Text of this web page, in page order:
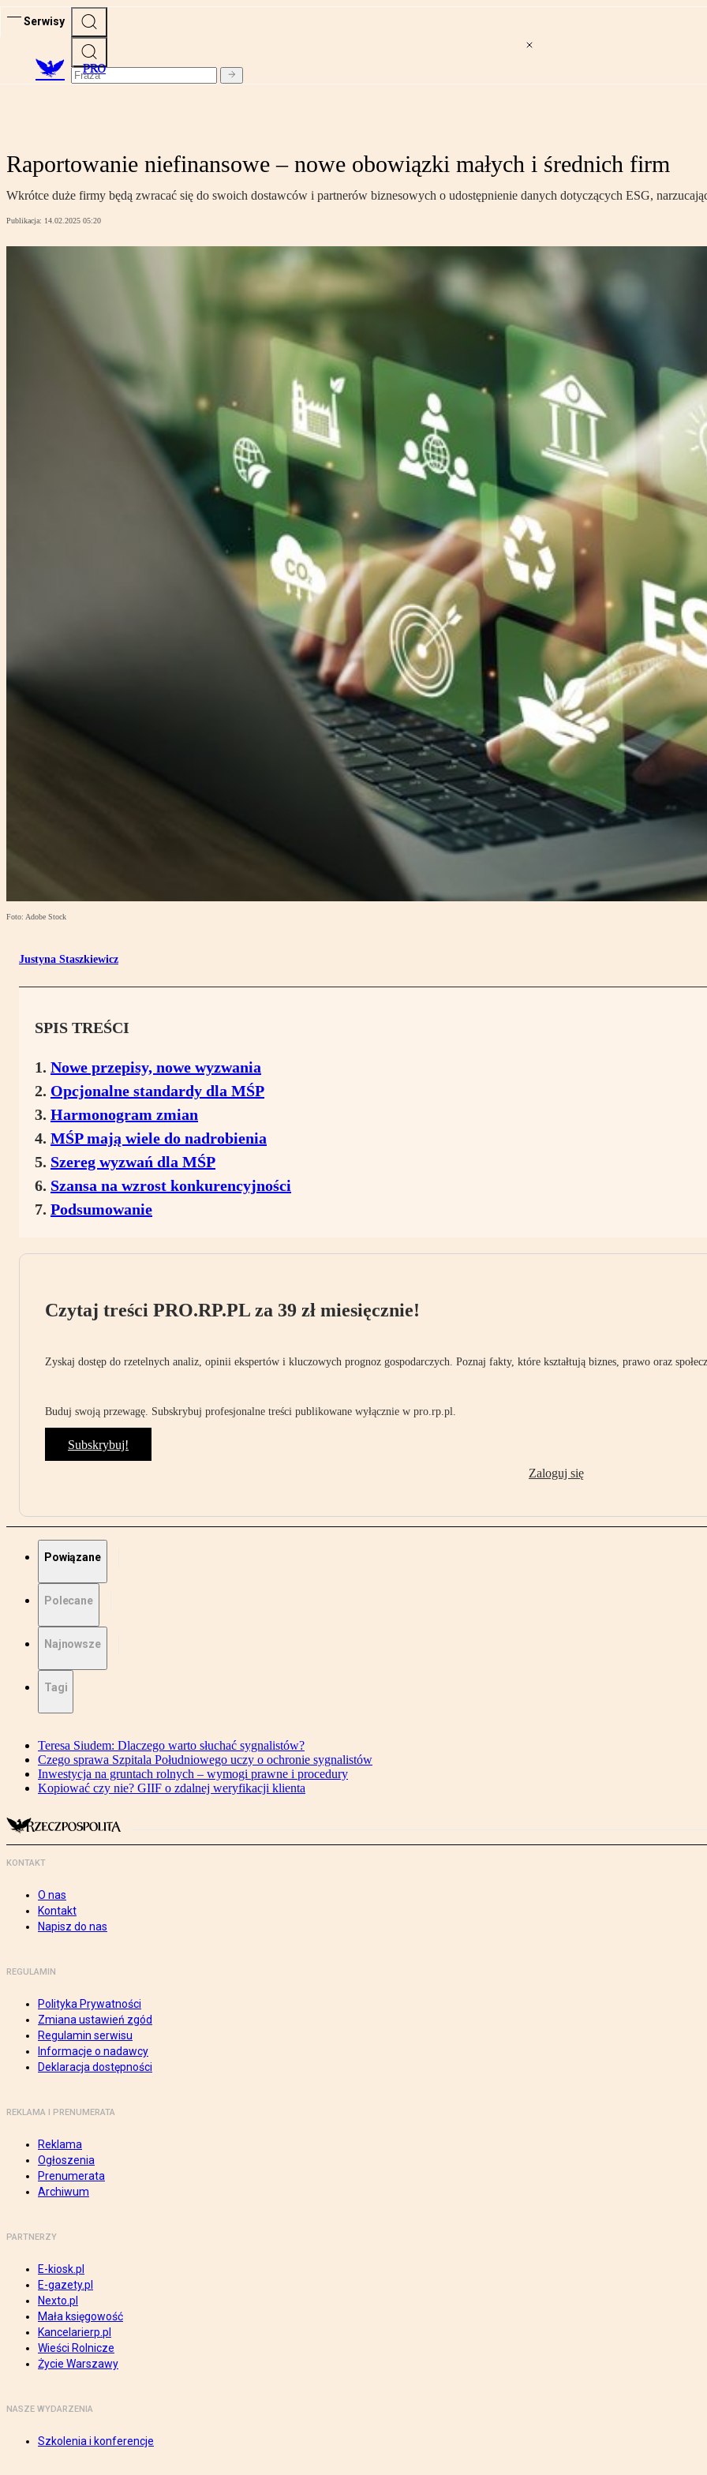
Serwisy
PRO
Raportowanie niefinansowe – nowe obowiązki małych i średnich firm
Wkrótce duże firmy będą zwracać się do swoich dostawców i partnerów biznesowych o udostępnienie danych dotyczących ESG,
Publikacja: 14.02.2025 05:20
Foto: Adobe Stock
Justyna Staszkiewicz
SPIS TREŚCI
Nowe przepisy, nowe wyzwania
Opcjonalne standardy dla MŚP
Harmonogram zmian
MŚP mają wiele do nadrobienia
Szereg wyzwań dla MŚP
Szansa na wzrost konkurencyjności
Podsumowanie
Czytaj treści PRO.RP.PL za 39 zł miesięcznie!
Zyskaj dostęp do rzetelnych analiz, opinii ekspertów i kluczowych prognoz gospodarczych. Poznaj fakty, które kształtują biznes, prawo oraz
Buduj swoją przewagę. Subskrybuj profesjonalne treści publikowane wyłącznie w pro.rp.pl.
Subskrybuj!
Zaloguj się
Powiązane
Polecane
Najnowsze
Tagi
Teresa Siudem: Dlaczego warto słuchać sygnalistów?
Czego sprawa Szpitala Południowego uczy o ochronie sygnalistów
Inwestycja na gruntach rolnych – wymogi prawne i procedury
Kopiować czy nie? GIIF o zdalnej weryfikacji klienta
KONTAKT
O nas
Kontakt
Napisz do nas
REGULAMIN
Polityka Prywatności
Zmiana ustawień zgód
Regulamin serwisu
Informacje o nadawcy
Deklaracja dostępności
REKLAMA I PRENUMERATA
Reklama
Ogłoszenia
Prenumerata
Archiwum
PARTNERZY
E-kiosk.pl
E-gazety.pl
Nexto.pl
Mała księgowość
Kancelarierp.pl
Wieści Rolnicze
Życie Warszawy
NASZE WYDARZENIA
Szkolenia i konferencje